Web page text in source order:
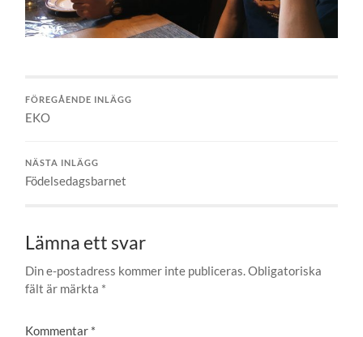
FÖREGÅENDE INLÄGG
EKO
NÄSTA INLÄGG
Födelsedagsbarnet
Lämna ett svar
Din e-postadress kommer inte publiceras.Obligatoriska
fält är märkta *
Kommentar *